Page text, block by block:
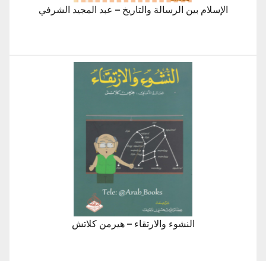
الإسلام بين الرسالة والتاريخ – عبد المجيد الشرفي
النشوء والارتقاء – هيرمن كلاتش